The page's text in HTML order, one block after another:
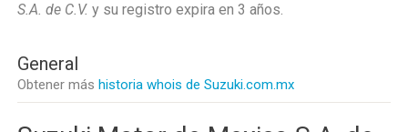
S.A. de C.V. y su registro expira en 3 años.
General
Obtener más historia whois de Suzuki.com.mx